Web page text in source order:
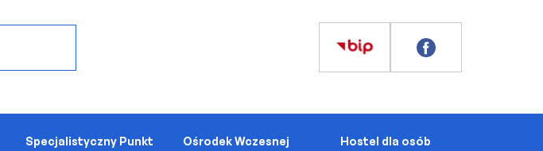
Specjalistyczny Punkt
Ośrodek Wczesnej
Hostel dla osób